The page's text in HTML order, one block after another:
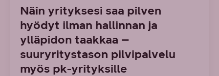
Näin yrityksesi saa pilven
hyödyt ilman hallinnan ja
ylläpidon taakkaa –
suuryritystason pilvipalvelu
myös pk-yrityksille